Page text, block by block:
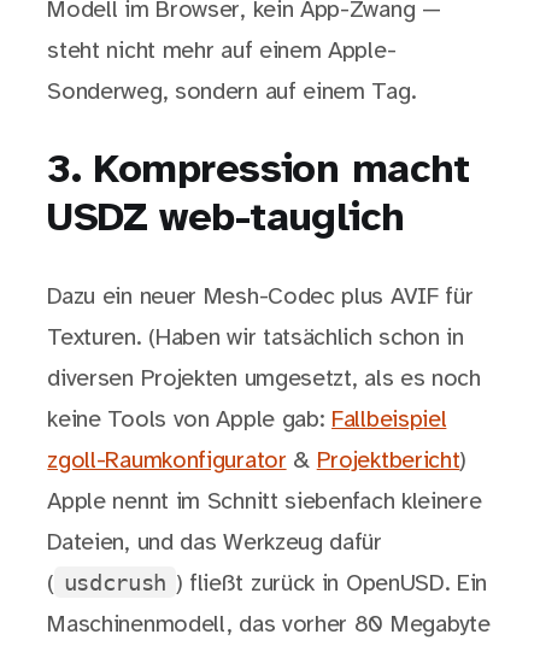
Modell im Browser, kein App-Zwang —
steht nicht mehr auf einem Apple-
Sonderweg, sondern auf einem Tag.
3. Kompression macht
USDZ web-tauglich
Dazu ein neuer Mesh-Codec plus AVIF für
Texturen. (Haben wir tatsächlich schon in
diversen Projekten umgesetzt, als es noch
keine Tools von Apple gab: Fallbeispiel
zgoll-Raumkonfigurator & Projektbericht)
Apple nennt im Schnitt siebenfach kleinere
Dateien, und das Werkzeug dafür
( usdcrush ) fließt zurück in OpenUSD. Ein
Maschinenmodell, das vorher 80 Megabyte